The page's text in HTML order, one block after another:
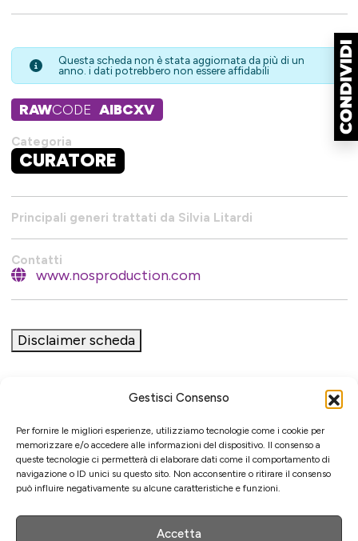
Gestisci Consenso
Per fornire le migliori esperienze, utilizziamo tecnologie come i cookie per
memorizzare e/o accedere alle informazioni del dispositivo. Il consenso a
queste tecnologie ci permetterà di elaborare dati come il comportamento di
navigazione o ID unici su questo sito. Non acconsentire o ritirare il consenso
può influire negativamente su alcune caratteristiche e funzioni.
Accetta
Questa scheda non è stata aggiornata da più di un
anno. i dati potrebbero non essere affidabili
RAWCODE AIBCXV
Categoria
CURATORE
Principali generi trattati da Silvia Litardi
Contatti
www.nosproduction.com
Disclaimer scheda
Iniziativa
Associazione culturale per la promozione delle arti visive
Gestione